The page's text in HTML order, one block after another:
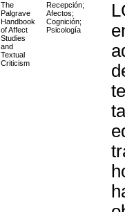
The
Palgrave
Handbook
of Affect
Studies
and
Textual
Criticism
Recepción;
Afectos;
Cognición;
Psicología